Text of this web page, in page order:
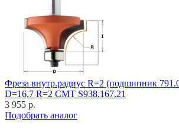
Фреза внутр.радиус R=2 (подшипник
D=16,7 R=2 CMT S938.167.21
3 955 р.
Подобрать аналог